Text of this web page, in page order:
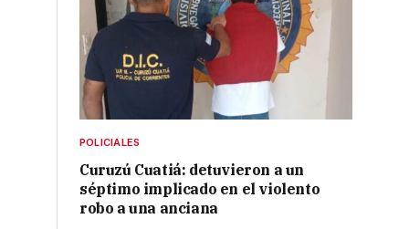
POLICIALES
Curuzú Cuatiá: detuvieron a un
séptimo implicado en el violento
robo a una anciana